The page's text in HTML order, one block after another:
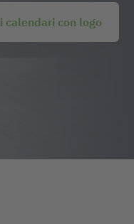
calendari con logo